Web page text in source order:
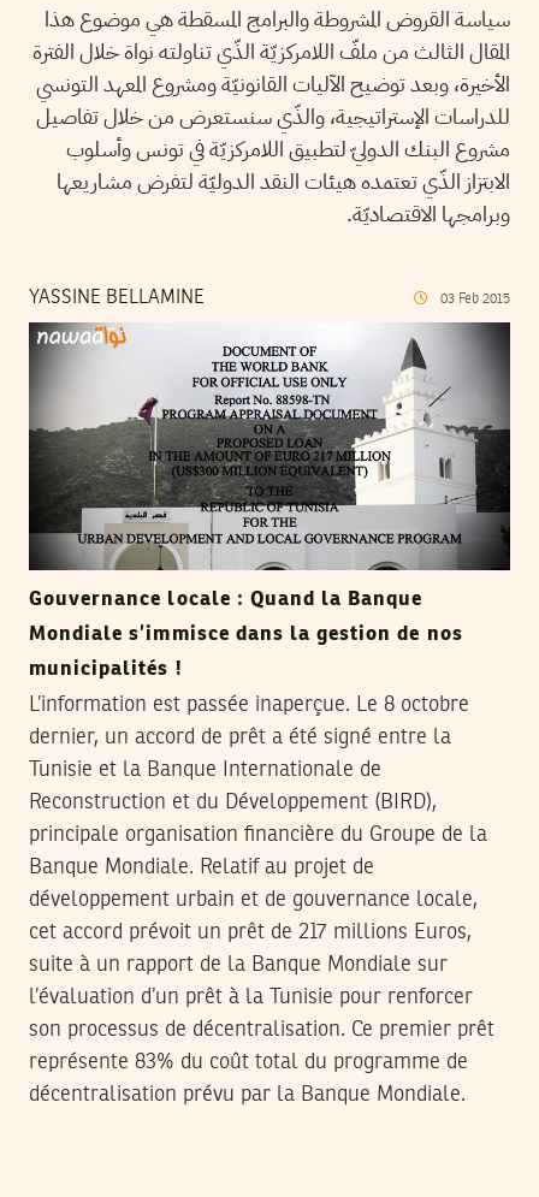
سياسة القروض المشروطة والبرامج المسقطة هي موضوع هذا
المقال الثالث من ملفّ اللامركزيّة الذّي تناولته نواة خلال الفترة
الأخيرة، وبعد توضيح الآليات القانونيّة ومشروع المعهد التونسي
للدراسات الإستراتيجية، والذّي سنستعرض من خلال تفاصيل
مشروع البنك الدوليّ لتطبيق اللامركزيّة في تونس وأسلوب
الابتزاز الذّي تعتمده هيئات النقد الدوليّة لتفرض مشاريعها
وبرامجها الاقتصاديّة.
YASSINE BELLAMINE 03 Feb 2015
Gouvernance locale : Quand la Banque
Mondiale s’immisce dans la gestion de nos
municipalités !
L’information est passée inaperçue. Le 8 octobre
dernier, un accord de prêt a été signé entre la
Tunisie et la Banque Internationale de
Reconstruction et du Développement (BIRD),
principale organisation financière du Groupe de la
Banque Mondiale. Relatif au projet de
développement urbain et de gouvernance locale,
cet accord prévoit un prêt de 217 millions Euros,
suite à un rapport de la Banque Mondiale sur
l’évaluation d’un prêt à la Tunisie pour renforcer
son processus de décentralisation. Ce premier prêt
représente 83% du coût total du programme de
décentralisation prévu par la Banque Mondiale.